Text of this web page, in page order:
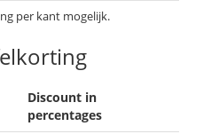
per kant mogelijk.
Discount in
percentages